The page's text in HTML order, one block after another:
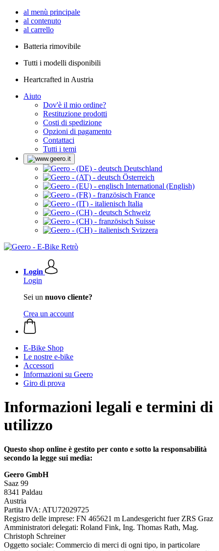
al menù principale
al contenuto
al carrello
Batteria rimovibile
Tutti i modelli disponibili
Heartcrafted in Austria
Aiuto
Dov'è il mio ordine?
Restituzione prodotti
Costi di spedizione
Opzioni di pagamento
Contattaci
Tutti i temi
Deutschland
Österreich
International (English)
France
Italia
Schweiz
Suisse
Svizzera
Login
Login
Sei un nuovo cliente?
Crea un account
E-Bike Shop
Le nostre e-bike
Accessori
Informazioni su Geero
Giro di prova
Informazioni legali e termini di
utilizzo
Questo shop online è gestito per conto e sotto la responsabilità
secondo la legge sui media:
Geero GmbH
Saaz 99
8341 Paldau
Austria
Partita IVA: ATU72029725
Registro delle imprese: FN 465621 m Landesgericht fuer ZRS Graz
Amministratori delegati: Roland Fink, Ing. Thomas Rath, Mag.
Christoph Schreiner
Oggetto sociale: Commercio di merci di ogni tipo, in particolare